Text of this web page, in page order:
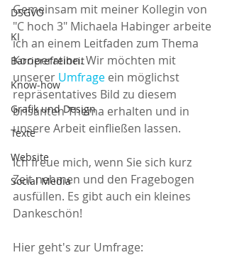
DSGVO
KI
Barrierefreiheit
Know-how
Grafik und Design
Texte
Website
Social Media
Gemeinsam mit meiner Kollegin von
"C hoch 3" Michaela Habinger arbeite
ich an einem Leitfaden zum Thema
Kooperation. Wir möchten mit
unserer Umfrage ein möglichst
repräsentatives Bild zu diesem
brisanten Thema erhalten und in
unsere Arbeit einfließen lassen.
Ich freue mich, wenn Sie sich kurz
Zeit nehmen und den Fragebogen
ausfüllen. Es gibt auch ein kleines
Dankeschön!
Hier geht's zur Umfrage: